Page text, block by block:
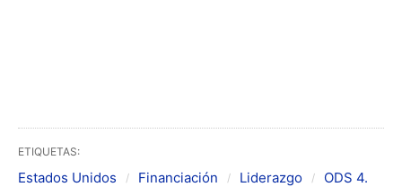
ETIQUETAS:
Estados Unidos Financiación Liderazgo
ODS 4.